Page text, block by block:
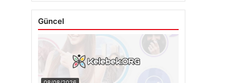
Güncel